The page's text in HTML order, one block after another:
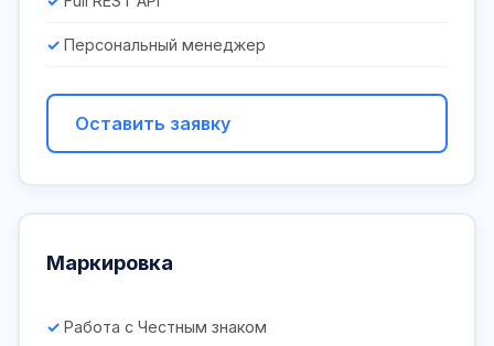
Персональный менеджер
Оставить заявку
Маркировка
Работа с Честным знаком